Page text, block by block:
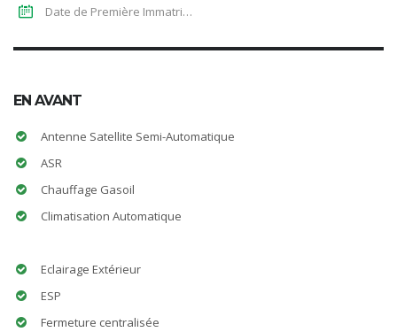
Date de Première Immatriculation
EN AVANT
Antenne Satellite Semi-Automatique
ASR
Chauffage Gasoil
Climatisation Automatique
Eclairage Extérieur
ESP
Fermeture centralisée